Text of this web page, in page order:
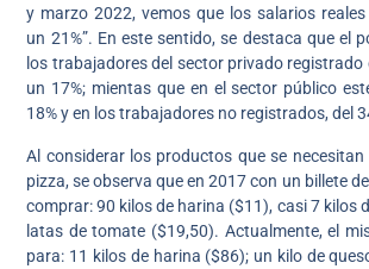
y marzo 2022, vemos que los salarios
un 21%”. En este sentido, se destaca que el
los trabajadores del sector privado registrado
un 17%; mientas que en el sector público
18% y en los trabajadores no registrados, del
Al considerar los productos que se
pizza, se observa que en 2017 con un billete
comprar: 90 kilos de harina ($11), casi 7 kilos
latas de tomate ($19,50). Actualmente, el
para: 11 kilos de harina ($86); un kilo de